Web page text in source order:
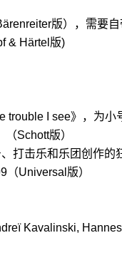
版），需要
& Härtel 版)
trouble I see》，为小
（Schott版）
打击乐和乐 团创作的
（Universal 版）
Kavalinski,